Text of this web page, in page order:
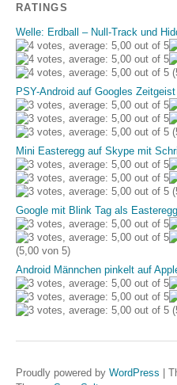
RATINGS
Welle: Erdball – Null-Track und
PSY-Android auf Googles
Mini Easteregg auf Skype mit
Google mit Blink Tag als Easteregg
(5,00 von 5)
Android Männchen pinkelt auf
Proudly powered by WordPress